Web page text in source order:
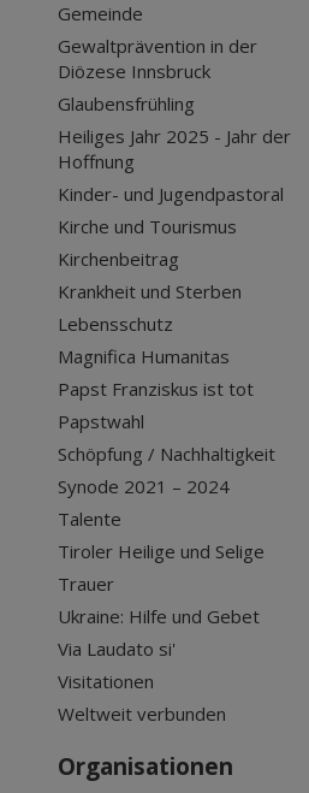
Gemeinde
Gewaltprävention in der
Diözese Innsbruck
Glaubensfrühling
Heiliges Jahr 2025 - Jahr der
Hoffnung
Kinder- und Jugendpastoral
Kirche und Tourismus
Kirchenbeitrag
Krankheit und Sterben
Lebensschutz
Magnifica Humanitas
Papst Franziskus ist tot
Papstwahl
Schöpfung / Nachhaltigkeit
Synode 2021 – 2024
Talente
Tiroler Heilige und Selige
Trauer
Ukraine: Hilfe und Gebet
Via Laudato si'
Visitationen
Weltweit verbunden
Organisationen